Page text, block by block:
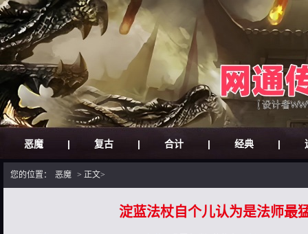
恶魔 | 复古 | 合计 | 经典 |
您的位置： 恶魔 > 正文>
淀蓝法杖自个儿认为是法师最